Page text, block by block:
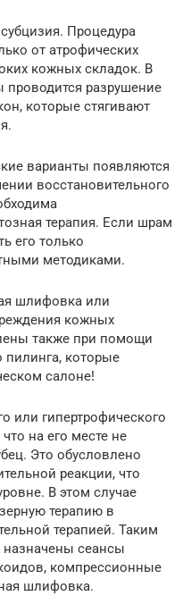
Процедура
от атрофических
кожных складок. В
разрушение
которые стягивают
варианты появляются
восстановительного
терапия. Если шрам
его только
методиками.
шлифовка или
кожных
также при помощи
пилинга, которые
салоне!
или гипертрофического
на его месте не
Это обусловлено
реакции, что
В этом случае
терапию в
терапией. Таким
назначены сеансы
компрессионные
шлифовка.